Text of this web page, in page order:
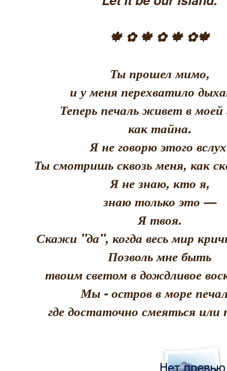
🍁 ✿ 🍁 ✿ 🍁 ✿🍁
Ты прошел мимо,
и у меня перехватило
Теперь печаль живет в моей
как тайна.
Я не говорю этого
Ты смотришь сквозь меня, как
Я не знаю, кто я,
знаю только это —
Я твоя.
Скажи "да", когда весь мир
Позволь мне быть
твоим светом в дождливое
Мы - остров в море
где достаточно смеяться или